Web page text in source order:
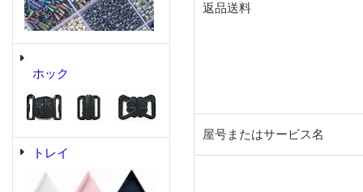
ホック
トレイ
返品送料
屋号またはサービス名